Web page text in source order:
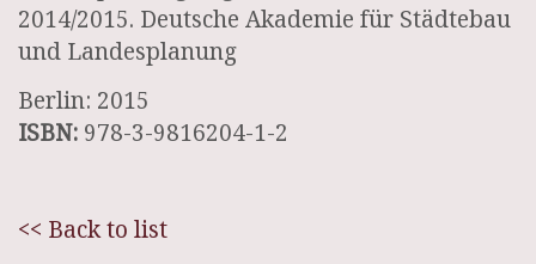
2014/2015. Deutsche Akademie für Städtebau
und Landesplanung
Berlin: 2015
ISBN: 978-3-9816204-1-2
<< Back to list